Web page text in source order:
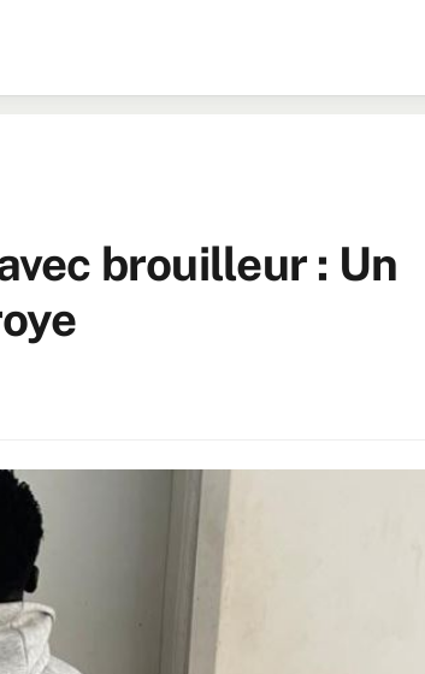
brouilleur : Un